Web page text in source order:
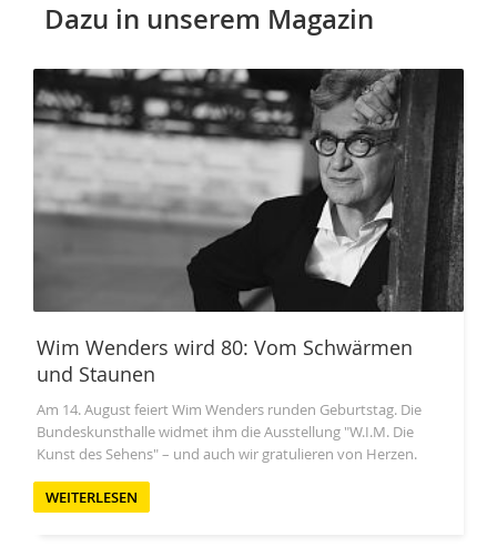
Dazu in unserem Magazin
Wim Wenders wird 80: Vom Schwärmen
und Staunen
Am 14. August feiert Wim Wenders runden Geburtstag. Die
Bundeskunsthalle widmet ihm die Ausstellung "W.I.M. Die
Kunst des Sehens" – und auch wir gratulieren von Herzen.
WEITERLESEN